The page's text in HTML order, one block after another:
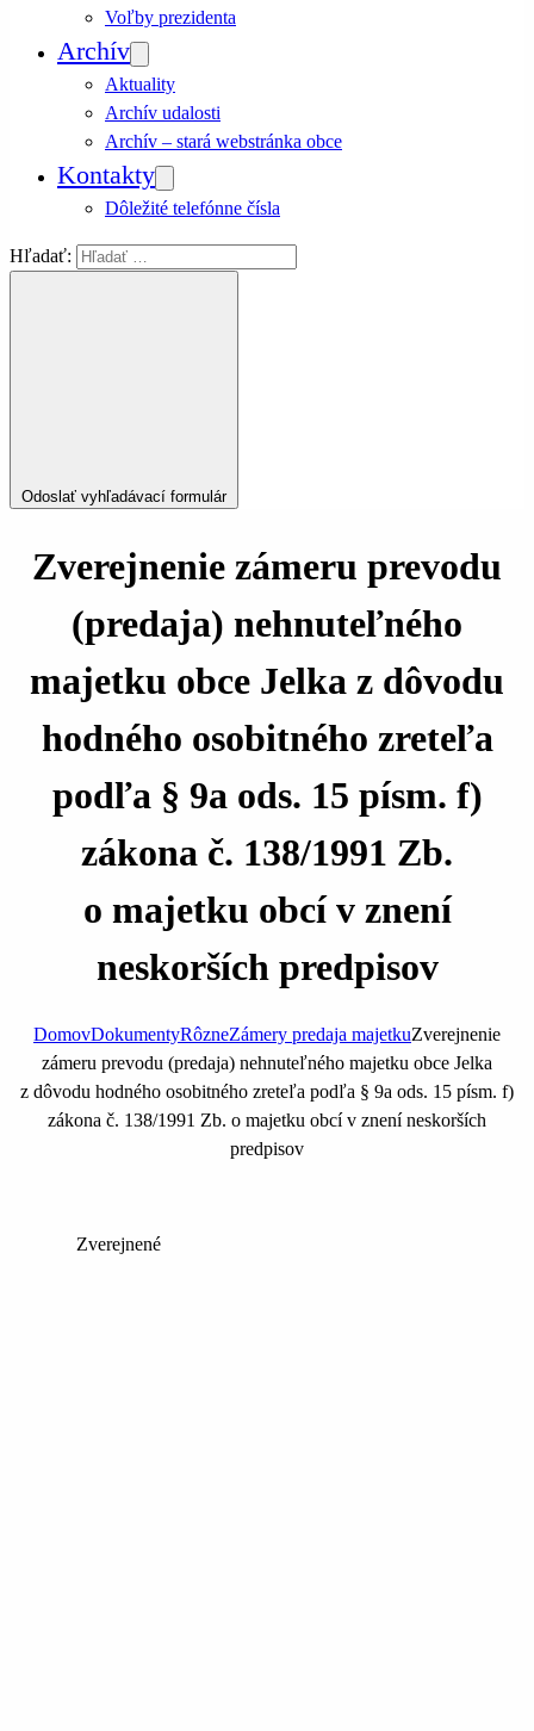
Voľby prezidenta
Archív
Aktuality
Archív udalosti
Archív – stará webstránka obce
Kontakty
Dôležité telefónne čísla
Hľadať:
Odoslať vyhľadávací formulár
Zverejnenie zámeru prevodu
(predaja) nehnuteľného
majetku obce Jelka z dôvodu
hodného osobitného zreteľa
podľa § 9a ods. 15 písm. f)
zákona č. 138/1991 Zb.
o majetku obcí v znení
neskorších predpisov
DomovDokumentyRôzneZámery predaja majetkuZverejnenie
zámeru prevodu (predaja) nehnuteľného majetku obce Jelka
z dôvodu hodného osobitného zreteľa podľa § 9a ods. 15 písm. f)
zákona č. 138/1991 Zb. o majetku obcí v znení neskorších
predpisov
Zverejnené